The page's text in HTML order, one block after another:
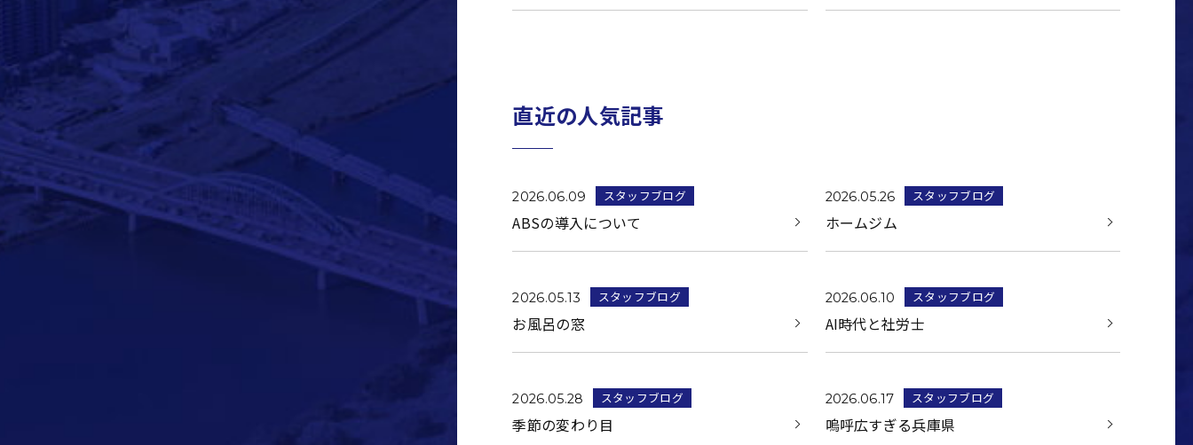
直近の人気記事
2026.06.09 スタッフブログ
ABSの導入について
2026.05.26 スタッフブログ
ホームジム
2026.05.13 スタッフブログ
お風呂の窓
2026.06.10 スタッフブログ
AI時代と社労士
2026.05.28 スタッフブログ
季節の変わり目
2026.06.17 スタッフブログ
嗚呼広すぎる兵庫県